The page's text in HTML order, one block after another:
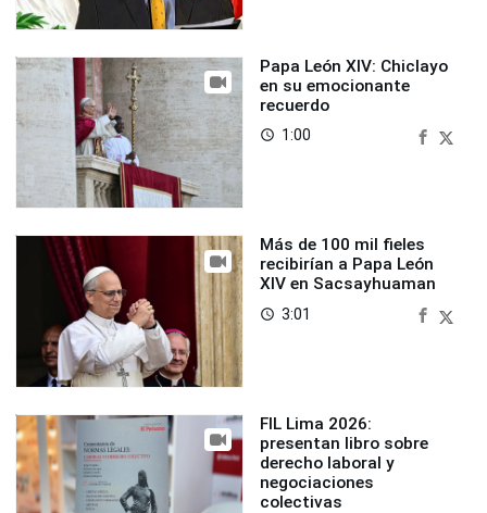
Papa León XIV: Chiclayo
en su emocionante
recuerdo
access_time 1:00
Más de 100 mil fieles
recibirían a Papa León
XIV en Sacsayhuaman
access_time 3:01
FIL Lima 2026:
presentan libro sobre
derecho laboral y
negociaciones
colectivas